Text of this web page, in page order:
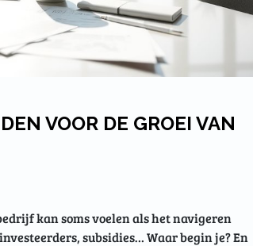
VOOR DE GROEI VAN
kan soms voelen als het navigeren
subsidies… Waar begin je? En